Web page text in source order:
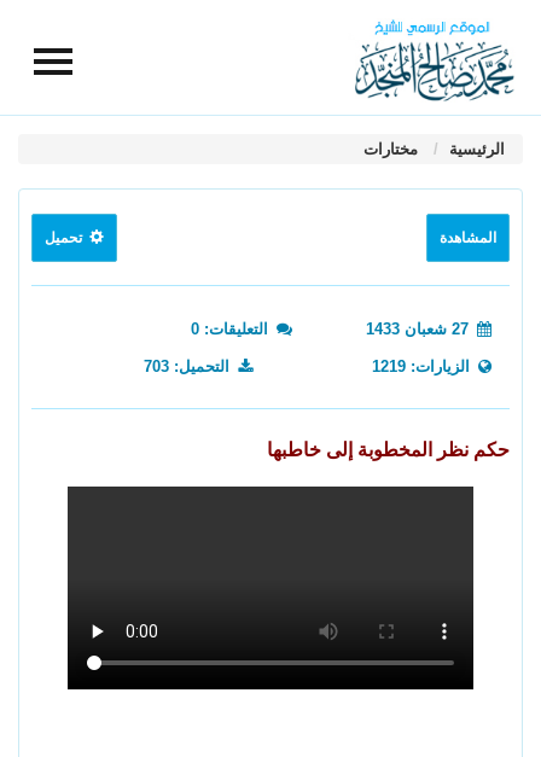
الرئيسية مختارات
المشاهدة تحميل
التعليقات: 0
الزيارات: 1219 التحميل: 703
حكم نظر المخطوبة إلى خاطبها